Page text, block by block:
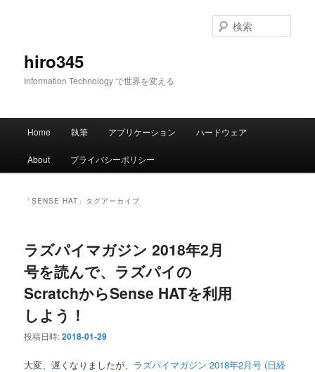
hiro345
Information Technology で世界を変える
索
メ
Home 執筆 アプリケーション ハードウェア
About プライバシーポリシー
「SENSE HAT 」タグアーカイブ
ラズパイマガジン 2018年2月
号を読んで、ラズパイの
ScratchからSense HATを利用
しよう！
投稿日時:2018-01-29
大変、遅くなりましたが、 ラズパイマガジン 2018年2月号 (日経